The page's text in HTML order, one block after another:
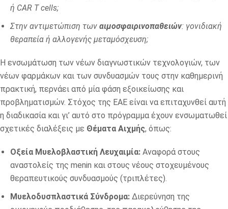
ή CAR T cells;
Στην αντιμετώπιση των αιμοσφαιρινοπαθειών: γονιδιακή
θεραπεία ή αλλογενής μεταμόσχευση;
Η ενσωμάτωση των νέων διαγνωστικών τεχνολογιών, των
νέων φαρμάκων και των συνδυασμών τους στην καθημερινή
πρακτική, περνάει από μία φάση εξοικείωσης και
προβληματισμών. Στόχος της ΕΑΕ είναι να επιταχυνθεί αυτή
η διαδικασία και γι’ αυτό στο πρόγραμμα έχουν ενσωματωθεί
σχετικές διαλέξεις με Θέματα Αιχμής, όπως:
Οξεία Μυελοβλαστική Λευχαιμία: Αναφορά στους
αναστολείς της menin και στους νέους στοχευμένους
θεραπευτικούς συνδυασμούς (τριπλέτες).
Μυελοδυσπλαστικά Σύνδρομα: Διερεύνηση της